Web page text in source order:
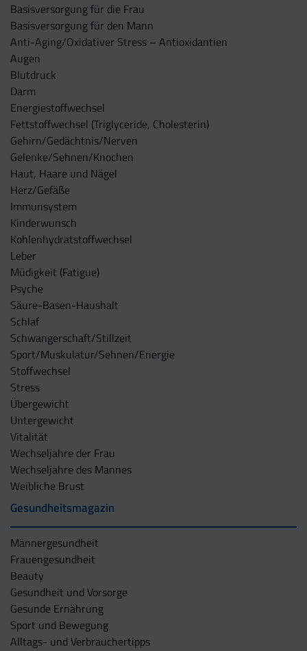
Basisversorgung für die Frau
Basisversorgung für den Mann
Anti-Aging/Oxidativer Stress – Antioxidantien
Augen
Blutdruck
Darm
Energiestoffwechsel
Fettstoffwechsel (Triglyceride, Cholesterin)
Gehirn/Gedächtnis/Nerven
Gelenke/Sehnen/Knochen
Haut, Haare und Nägel
Herz/Gefäße
Immunsystem
Kinderwunsch
Kohlenhydratstoffwechsel
Leber
Müdigkeit (Fatigue)
Psyche
Säure-Basen-Haushalt
Schlaf
Schwangerschaft/Stillzeit
Sport/Muskulatur/Sehnen/Energie
Stoffwechsel
Stress
Übergewicht
Untergewicht
Vitalität
Wechseljahre der Frau
Wechseljahre des Mannes
Weibliche Brust
Gesundheitsmagazin
Männergesundheit
Frauengesundheit
Beauty
Gesundheit und Vorsorge
Gesunde Ernährung
Sport und Bewegung
Alltags- und Verbrauchertipps